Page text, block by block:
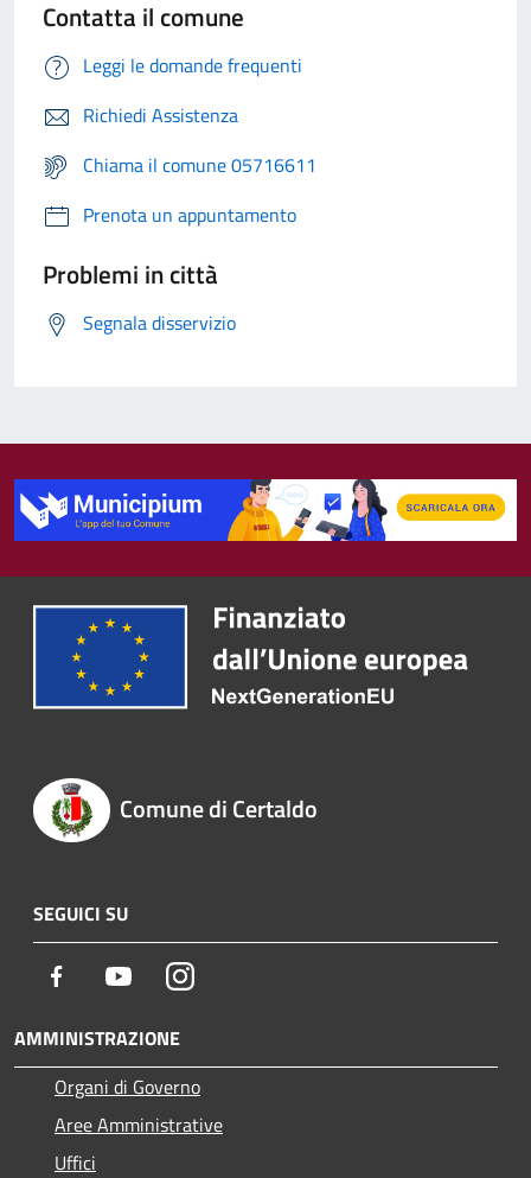
Contatta il comune
Leggi le domande frequenti
Richiedi Assistenza
Chiama il comune 05716611
Prenota un appuntamento
Problemi in città
Segnala disservizio
Comune di Certaldo
SEGUICI SU
Facebook YoutubeInstagram
AMMINISTRAZIONE
Organi di Governo
Aree Amministrative
Uffici